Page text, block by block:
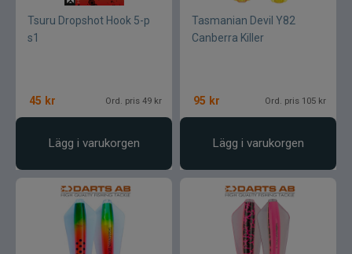
C&F Design
Cisco Kid
Dano Fly
Tsuru Dropshot Hook 5-p
s1
45 kr Ord. pris 49 kr
Lägg i varukorgen
Tasmanian Devil Y82
Canberra Killer
95 kr Ord. pris 105 kr
Lägg i varukorgen